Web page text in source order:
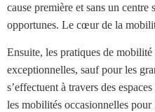
cause première et sans un
opportunes. Le cœur de la
Ensuite, les pratiques de mobilité
exceptionnelles, sauf pour les
s’effectuent à travers des
les mobilités occasionnelles